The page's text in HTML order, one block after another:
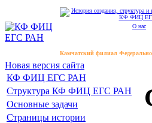
О нас
Камчатский филиал
Новая версия сайта
КФ ФИЦ ЕГС РАН
Структура КФ ФИЦ ЕГС РАН
Основные задачи
Страницы истории